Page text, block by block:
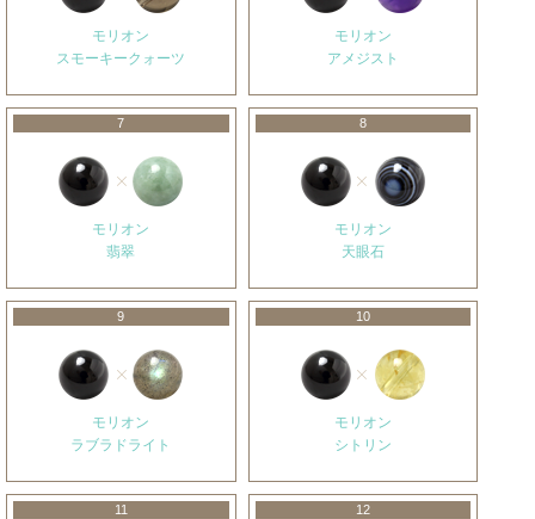
モリオン
スモーキークォーツ
モリオン
アメジスト
7
モリオン
翡翠
8
モリオン
天眼石
9
モリオン
ラブラドライト
10
モリオン
シトリン
11 12